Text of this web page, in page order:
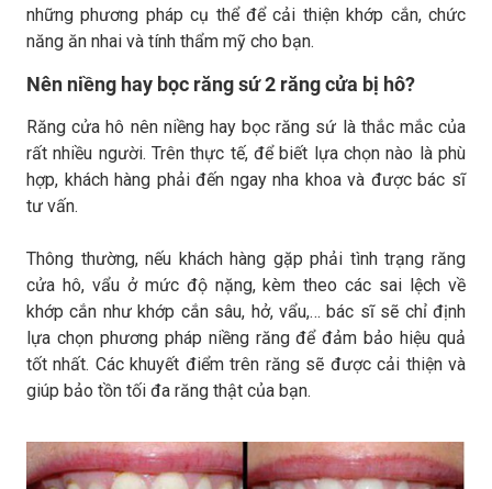
những phương pháp cụ thể để cải thiện khớp cắn, chức
năng ăn nhai và tính thẩm mỹ cho bạn.
Nên niềng hay bọc răng sứ 2 răng cửa bị hô?
Răng cửa hô nên niềng hay bọc răng sứ là thắc mắc của
rất nhiều người. Trên thực tế, để biết lựa chọn nào là phù
hợp, khách hàng phải đến ngay nha khoa và được bác sĩ
tư vấn.
Thông thường, nếu khách hàng gặp phải tình trạng răng
cửa hô, vẩu ở mức độ nặng, kèm theo các sai lệch về
khớp cắn như khớp cắn sâu, hở, vẩu,… bác sĩ sẽ chỉ định
lựa chọn phương pháp niềng răng để đảm bảo hiệu quả
tốt nhất. Các khuyết điểm trên răng sẽ được cải thiện và
giúp bảo tồn tối đa răng thật của bạn.